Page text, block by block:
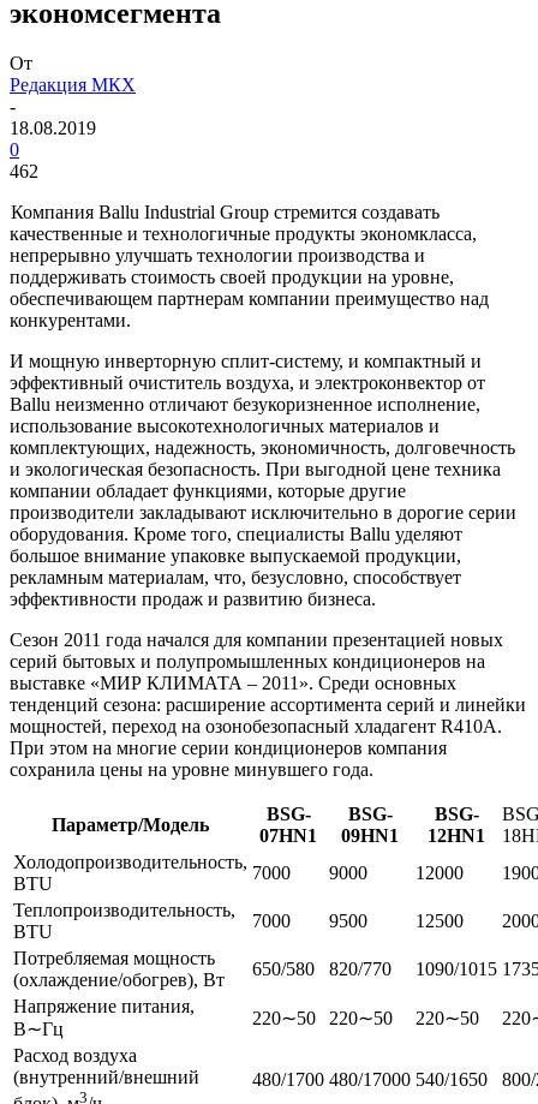
экономсегмента
От
Редакция МКХ
-
18.08.2019
0
462
Компания Ballu Industrial Group стремится создавать
качественные и технологичные продукты экономкласса,
непрерывно улучшать технологии производства и
поддерживать стоимость своей продукции на уровне,
обеспечивающем партнерам компании преимущество над
конкурентами.
И мощную инверторную сплит-систему, и компактный и
эффективный очиститель воздуха, и электроконвектор от
Ballu неизменно отличают безукоризненное исполнение,
использование высокотехнологичных материалов и
комплектующих, надежность, экономичность, долговечность
и экологическая безопасность. При выгодной цене техника
компании обладает функциями, которые другие
производители закладывают исключительно в дорогие серии
оборудования. Кроме того, специалисты Ballu уделяют
большое внимание упаковке выпускаемой продукции,
рекламным материалам, что, безусловно, способствует
эффективности продаж и развитию бизнеса.
Сезон 2011 года начался для компании презентацией новых
серий бытовых и полупромышленных кондиционеров на
выставке «МИР КЛИМАТА – 2011». Среди основных
тенденций сезона: расширение ассортимента серий и линейки
мощностей, переход на озонобезопасный хладагент R410А.
При этом на многие серии кондиционеров компания
сохранила цены на уровне минувшего года.
Параметр/Модель
BSG-
07HN1
BSG-
09HN1
BSG-
12HN1
Холодопроизводительность,
BTU
7000 9000 12000
Теплопроизводительность,
BTU
7000 9500 12500
Потребляемая мощность
(охлаждение/обогрев), Вт
650/580 820/770 1090/1015
Напряжение питания,
В∼Гц
220∼50 220∼50 220∼50
Расход воздуха
(внутренний/внешний
3
480/1700 480/17000 540/1650